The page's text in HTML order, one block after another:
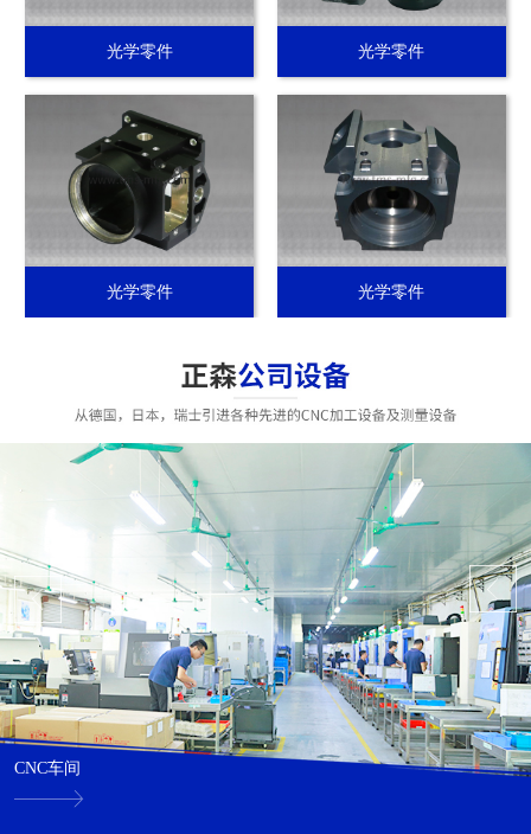
光学零件 光学零件
光学零件 光学零件
CNC车间